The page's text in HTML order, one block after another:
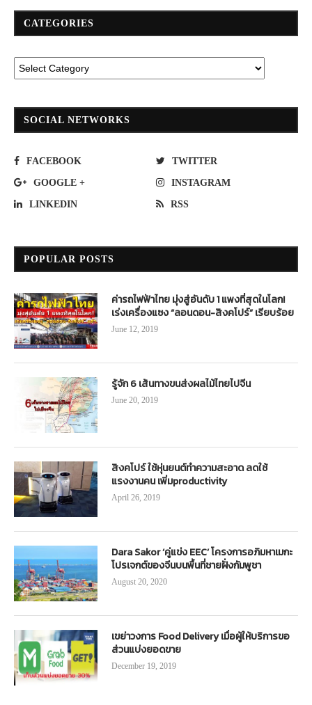
CATEGORIES
SOCIAL NETWORKS
FACEBOOK TWITTER
GOOGLE + INSTAGRAM
LINKEDIN RSS
POPULAR POSTS
ค่ารถไฟฟ้าไทย มุ่งสู่อันดับ 1 แพงที่สุดในโลก!
เร่งเครื่องแซง “ลอนดอน-สิงคโปร์” เรียบร้อย
June 12, 2019
รู้จัก 6 เส้นทางขนส่งผลไม้ไทยไปจีน
June 20, 2019
สิงคโปร์ ใช้หุ่นยนต์ทำความสะอาด ลดใช้
แรงงานคน เพิ่มproductivity
April 26, 2019
Dara Sakor ‘คู่แข่ง EEC’ โครงการอภิมหาเมกะ
โปรเจกต์ของจีนบนพื้นที่ชายฝั่งกัมพูชา
August 20, 2020
เขย่าวงการ Food Delivery เมื่อผู้ให้บริการขอ
ส่วนแบ่งยอดขาย
December 19, 2019